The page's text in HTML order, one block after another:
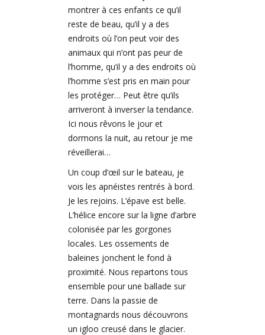
montrer à ces enfants ce qu’il
reste de beau, qu’il y a des
endroits où l’on peut voir des
animaux qui n’ont pas peur de
l’homme, qu’il y a des endroits où
l’homme s’est pris en main pour
les protéger… Peut être qu’ils
arriveront à inverser la tendance.
Ici nous rêvons le jour et
dormons la nuit, au retour je me
réveillerai…
Un coup d’œil sur le bateau, je
vois les apnéistes rentrés à bord.
Je les rejoins. L’épave est belle.
L’hélice encore sur la ligne d’arbre
colonisée par les gorgones
locales. Les ossements de
baleines jonchent le fond à
proximité. Nous repartons tous
ensemble pour une ballade sur
terre. Dans la passie de
montagnards nous découvrons
un igloo creusé dans le glacier.